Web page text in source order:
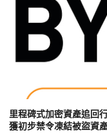
里程碑式加密資產追回
獲初步禁令凍結被盜資